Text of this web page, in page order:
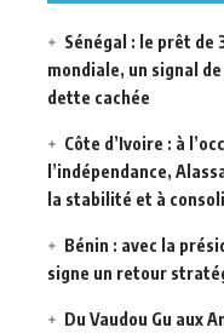
Sénégal : le prêt de
mondiale, un signal
dette cachée
Côte d’Ivoire : à
l’indépendance,
la stabilité et à
Bénin : avec la
signe un retour
Du Vaudou Gu aux